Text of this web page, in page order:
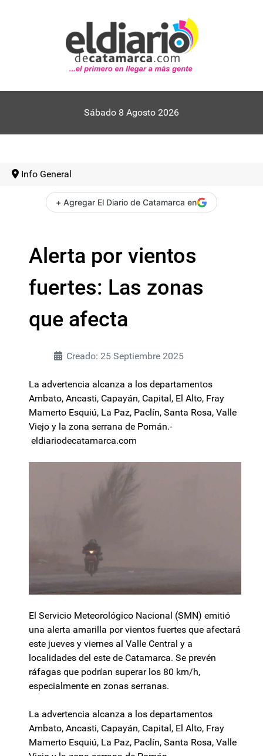
Sábado 8 Agosto 2026
Info General
+ Agregar El Diario de Catamarca en
Alerta por vientos
fuertes: Las zonas
que afecta
Creado: 25 Septiembre 2025
La advertencia alcanza a los departamentos
Ambato, Ancasti, Capayán, Capital, El Alto, Fray
Mamerto Esquiú, La Paz, Paclín, Santa Rosa, Valle
Viejo y la zona serrana de Pomán.-
eldiariodecatamarca.com
El Servicio Meteorológico Nacional (SMN) emitió
una alerta amarilla por vientos fuertes que afectará
este jueves y viernes al Valle Central y a
localidades del este de Catamarca. Se prevén
ráfagas que podrían superar los 80 km/h,
especialmente en zonas serranas.
La advertencia alcanza a los departamentos
Ambato, Ancasti, Capayán, Capital, El Alto, Fray
Mamerto Esquiú, La Paz, Paclín, Santa Rosa, Valle